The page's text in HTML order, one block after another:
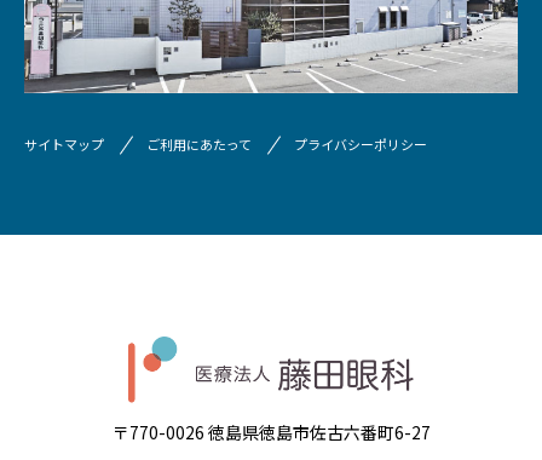
サイトマップ ご利用にあたって プライバシーポリシー
〒770-0026 徳島県徳島市佐古六番町6-27